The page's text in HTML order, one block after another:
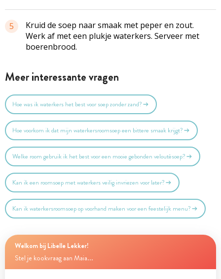
5
Kruid de soep naar smaak met peper en zout.
Werk af met een plukje waterkers. Serveer met
boerenbrood.
Meer interessante vragen
Hoe was ik waterkers het best voor soep zonder zand?
Hoe voorkom ik dat mijn waterkersroomsoep een bittere smaak krijgt?
Welke room gebruik ik het best voor een mooie gebonden veloutésoep?
Kan ik een roomsoep met waterkers veilig invriezen voor later?
Kan ik waterkersroomsoep op voorhand maken voor een feestelijk menu?
Welkom bij Libelle Lekker!
Stel je kookvraag aan Maia...